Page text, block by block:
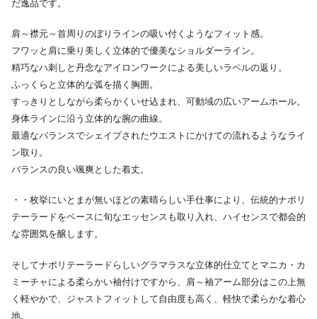
だ逸品です。
肩～襟元～首周りのぼりラインの吸い付くようなフィット感。
フワッと肩に乗り美しく立体的で優美なショルダーライン。
精巧なハ刺しと丹念なアイロンワークによる美しいラペルの返り。
ふっくらと立体的な弧を描く胸囲。
すっきりとしながら柔らかくいせ込まれ、可動域の広いアームホール。
身体ラインに沿う立体的な腕の曲線。
最適なバランスでシェイプされたウエストにかけての流れるようなライ
ン取り。
バランスの良い颯爽とした着丈。
・・枚挙にいとまが無いほどの素晴らしい手仕事により、伝統的ナポリ
テーラードをベースに旬なエッセンスも取り入れ、ハイセンスで都会的
な雰囲気を醸します。
そしてナポリテーラードらしいグラマラスな立体的仕立てとマニカ・カ
ミーチャによる柔らかい袖付けですから、肩～袖アーム部分はこの上無
く軽やかで、ジャストフィットして自由度も高く、軽快で柔らかな着心
地。